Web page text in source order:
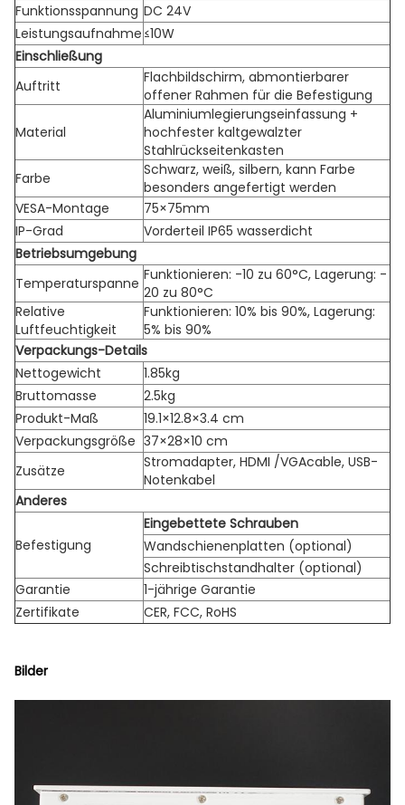
Funktionsspannung DC 24V
Leistungsaufnahme ≤10W
Einschließung
Auftritt
Flachbildschirm, abmontierbarer
offener Rahmen für die Befestigung
Material
Aluminiumlegierungseinfassung +
hochfester kaltgewalzter
Stahlrückseitenkasten
Farbe
Schwarz, weiß, silbern, kann Farbe
besonders angefertigt werden
VESA-Montage
75×75mm
IP-Grad
Vorderteil IP65 wasserdicht
Betriebsumgebung
Temperaturspanne Funktionieren: -10 zu 60°C, Lagerung: -
20 zu 80°C
Relative
Luftfeuchtigkeit
Funktionieren: 10% bis 90%, Lagerung:
5% bis 90%
Verpackungs-Details
Nettogewicht
1.85kg
Bruttomasse
2.5kg
Produkt-Maß
19.1×12.8×3.4 cm
Verpackungsgröße 37×28×10 cm
Zusätze
Stromadapter, HDMI /VGAcable, USB-
Notenkabel
Anderes
Befestigung
Eingebettete Schrauben
Wandschienenplatten (optional)
Schreibtischstandhalter (optional)
Garantie
1-jährige Garantie
Zertifikate
CER, FCC, RoHS
Bilder